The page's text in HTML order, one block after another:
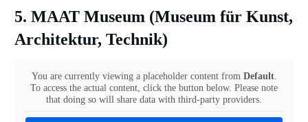
5. MAAT Museum (Museum für Kunst,
Architektur, Technik)
You are currently viewing a placeholder content from Default.
To access the actual content, click the button below. Please note
that doing so will share data with third-party providers.